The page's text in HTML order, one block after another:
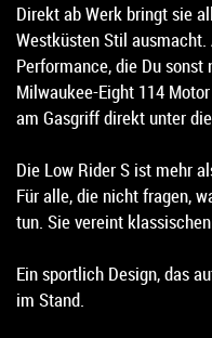
Direkt ab Werk bringt sie
Westküsten Stil
Performance, die Du
Milwaukee-Eight 114
am Gasgriff direkt unter
Die Low Rider S ist mehr
Für alle, die nicht fragen,
tun. Sie vereint
Ein sportlich Design, das
im Stand.